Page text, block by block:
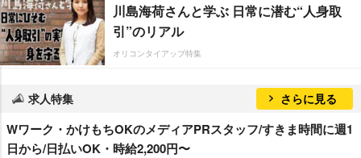
川島海荷さんと学ぶ 日常に潜む“人身取
引”のリアル
オリコンタイアップ特集
求人特集 さらに見る
Wワーク・かけもちOKのメディアPRスタッフ/すきま時間に週1
日から/日払いOK・時給2,200円〜